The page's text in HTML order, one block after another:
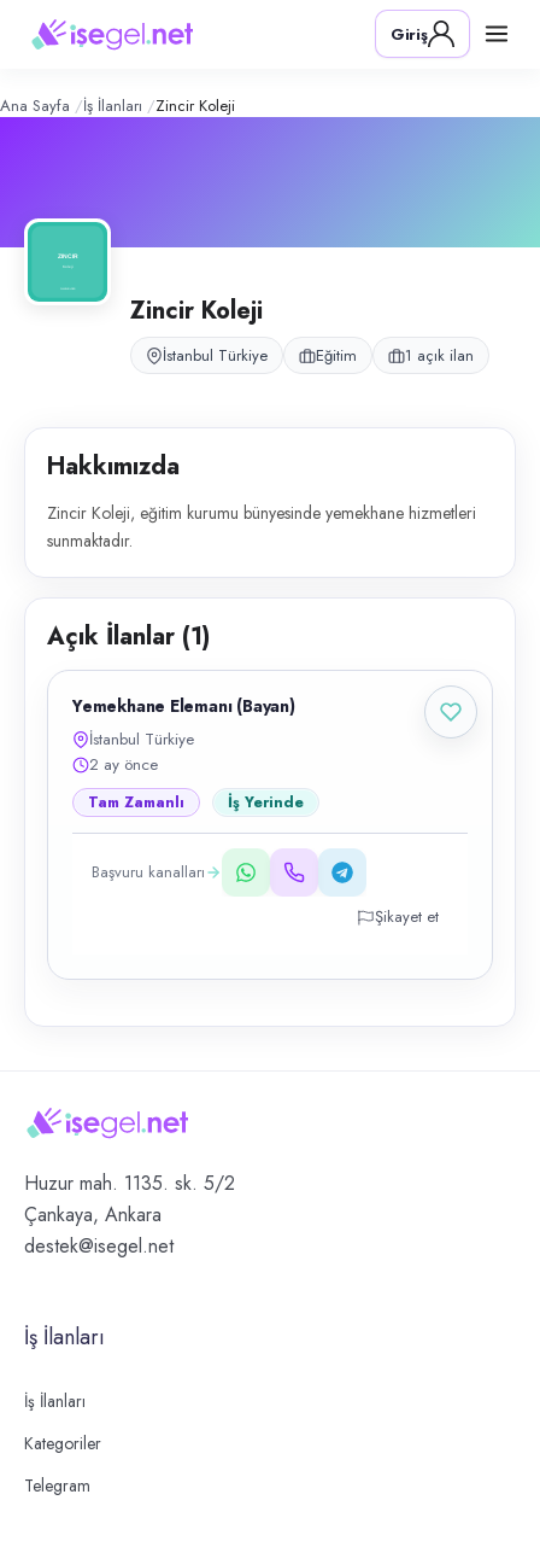
Koleji– Şirket Profili
Konum:
Zincir Koleji, eğitim kurumu bünyesinde yemekhane hizmetleri
Giriş
Ana Sayfa İş İlanları Zincir Koleji
Zincir Koleji
İstanbul Türkiye Eğitim 1 açık ilan
Hakkımızda
Zincir Koleji, eğitim kurumu bünyesinde yemekhane hizmetleri
sunmaktadır.
Açık İlanlar (1)
Yemekhane Elemanı (Bayan)
İstanbul Türkiye
2 ay önce
Tam Zamanlı İş Yerinde
Başvuru kanalları
Şikayet et
Huzur mah. 1135. sk. 5/2
Çankaya, Ankara
destek@isegel.net
İş İlanları
İş İlanları
Kategoriler
Telegram